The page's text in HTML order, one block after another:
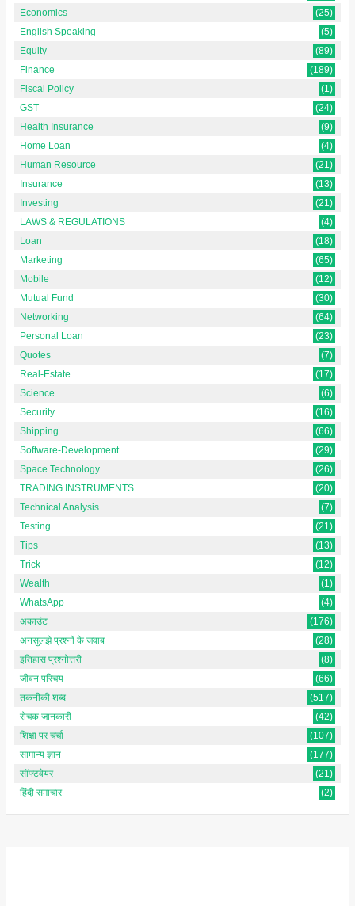
Economics
(25)
English Speaking
(5)
Equity
(89)
Finance
(189)
Fiscal Policy
(1)
GST
(24)
Health Insurance
(9)
Home Loan
(4)
Human Resource
(21)
Insurance
(13)
Investing
(21)
LAWS & REGULATIONS
(4)
Loan
(18)
Marketing
(65)
Mobile
(12)
Mutual Fund
(30)
Networking
(64)
Personal Loan
(23)
Quotes
(7)
Real-Estate
(17)
Science
(6)
Security
(16)
Shipping
(66)
Software-Development
(29)
Space Technology
(26)
TRADING INSTRUMENTS
(20)
Technical Analysis
(7)
Testing
(21)
Tips
(13)
Trick
(12)
Wealth
(1)
WhatsApp
(4)
अकाउंट
(176)
अनसुलझे प्रश्नों के जवाब
(28)
इतिहास प्रश्नोत्तरी
(8)
जीवन परिचय
(66)
तकनीकी शब्द
(517)
रोचक जानकारी
(42)
शिक्षा पर चर्चा
(107)
सामान्य ज्ञान
(177)
सॉफ्टवेयर
(21)
हिंदी समाचार
(2)